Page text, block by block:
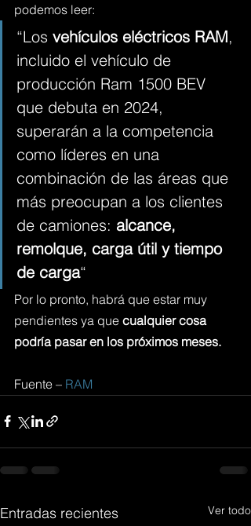
podemos leer:
“Los vehículos eléctricos RAM,
incluido el vehículo de
producción Ram 1500 BEV
que debuta en 2024,
superarán a la competencia
como líderes en una
combinación de las áreas que
más preocupan a los clientes
de camiones: alcance,
remolque, carga útil y tiempo
de carga“
Por lo pronto, habrá que estar muy
pendientes ya que cualquier cosa
podría pasar en los próximos meses.
Fuente – RAM
Entradas recientes Ver todo